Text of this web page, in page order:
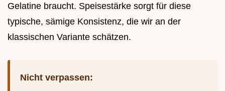
Gelatine braucht. Speisestärke sorgt für diese
typische, sämige Konsistenz, die wir an der
klassischen Variante schätzen.
Nicht verpassen: